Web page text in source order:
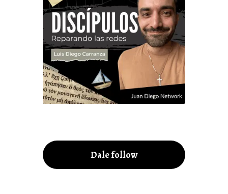
Dale follow